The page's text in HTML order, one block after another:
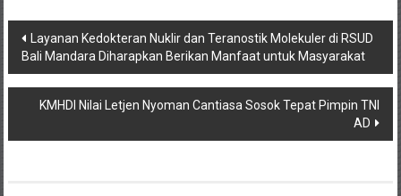
Navigasi
pos
Layanan Kedokteran Nuklir dan Teranostik Molekuler di RSUD
Bali Mandara Diharapkan Berikan Manfaat untuk Masyarakat
KMHDI Nilai Letjen Nyoman Cantiasa Sosok Tepat Pimpin TNI
AD